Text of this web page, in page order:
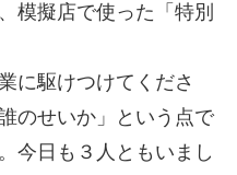
模擬店で使った「特別
に駆けつけてくださ
のせいか」という点で
今日も３人ともいまし